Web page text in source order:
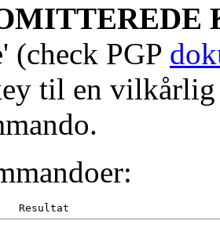
(check PGP
til en